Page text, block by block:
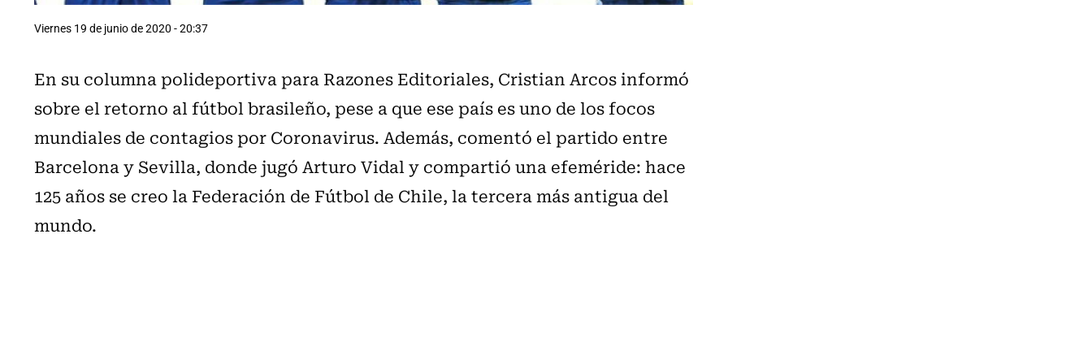
Viernes 19 de junio de 2020 - 20:37
En su columna polideportiva para Razones Editoriales, Cristian Arcos informó
sobre el retorno al fútbol brasileño, pese a que ese país es uno de los focos
mundiales de contagios por Coronavirus. Además, comentó el partido entre
Barcelona y Sevilla, donde jugó Arturo Vidal y compartió una efeméride: hace
125 años se creo la Federación de Fútbol de Chile, la tercera más antigua del
mundo.